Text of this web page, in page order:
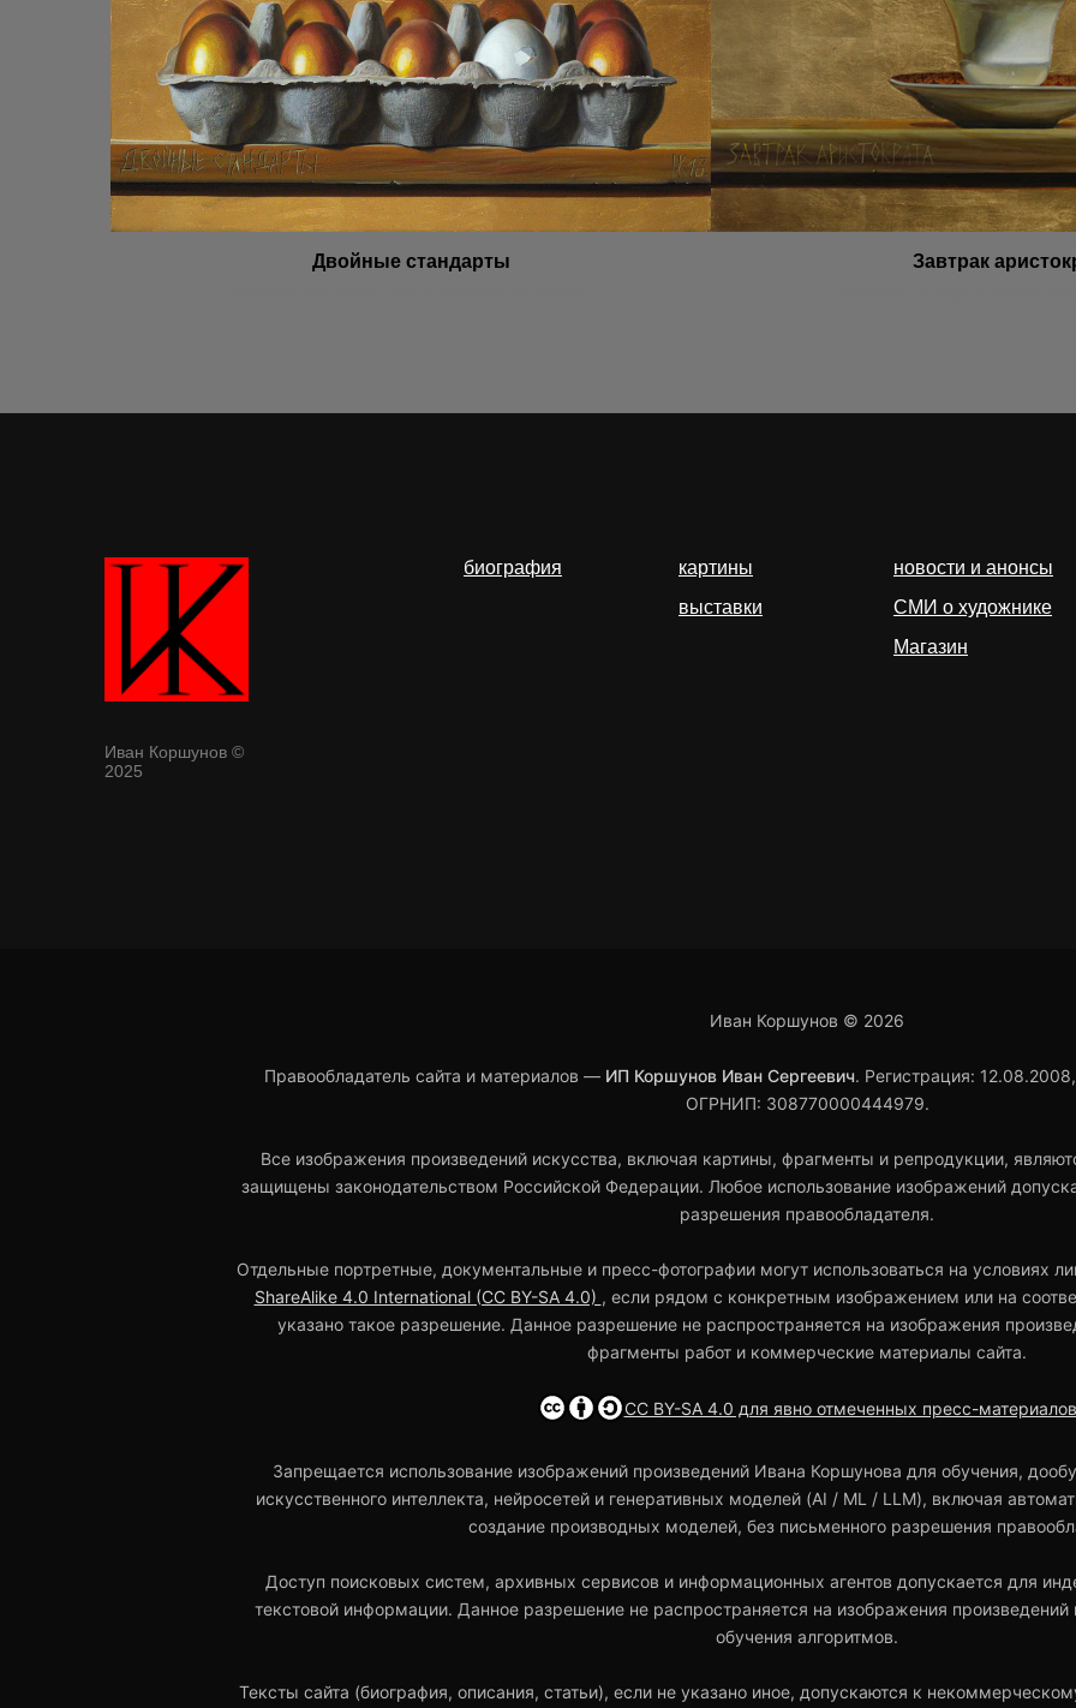
Двойные стандарты Завтрак
Иван Коршунов ©
2025
биография
картины
выставки
новости и анонсы
СМИ о художнике
Магазин
Иван Коршунов © 2026
Правообладатель сайта и материалов — ИП Коршунов Иван Сергеевич. Регистрация:
ОГРНИП: 308770000444979.
Все изображения произведений искусства, включая картины, фрагменты и репродукции,
защищены законодательством Российской Федерации. Любое использование изображений
разрешения правообладателя.
Отдельные портретные, документальные и пресс-фотографии могут использоваться на условиях
ShareAlike 4.0 International (CC BY-SA 4.0) , если рядом с конкретным изображением или на
указано такое разрешение. Данное разрешение не распространяется на изображения
фрагменты работ и коммерческие материалы сайта.
CC BY-SA 4.0 для явно отмеченных пресс-материалов
Запрещается использование изображений произведений Ивана Коршунова для обучения,
искусственного интеллекта, нейросетей и генеративных моделей (AI / ML / LLM), включая
создание производных моделей, без письменного разрешения
Доступ поисковых систем, архивных сервисов и информационных агентов допускается для
текстовой информации. Данное разрешение не распространяется на изображения произведений
обучения алгоритмов.
Тексты сайта (биография, описания, статьи), если не указано иное, допускаются к